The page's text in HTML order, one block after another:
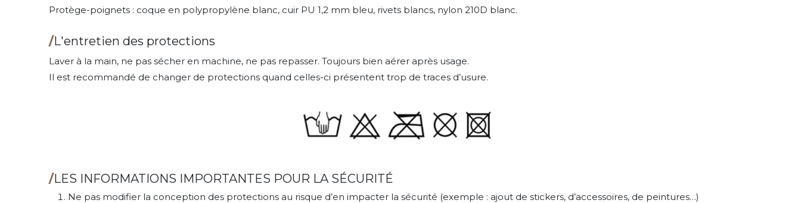
Protège-poignets : coque en polypropylène blanc, cuir PU 1,2 mm bleu, rivets blancs, nylon 210D blanc.
/L'entretien des protections
Laver à la main, ne pas sécher en machine, ne pas repasser. Toujours bien aérer après usage.
Il est recommandé de changer de protections quand celles-ci présentent trop de traces d’usure.
/LES INFORMATIONS IMPORTANTES POUR LA SÉCURITÉ
Ne pas modifier la conception des protections au risque d’en impacter la sécurité (exemple : ajout de stickers, d’accessoires, de peintures…)